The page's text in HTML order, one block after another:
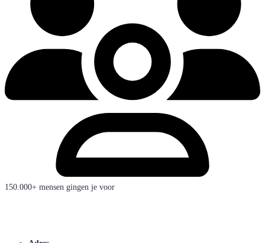
150.000+ mensen gingen je voor